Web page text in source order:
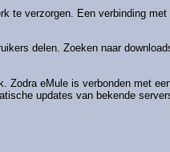
te verzorgen. Een verbinding
delen. Zoeken naar
Zodra eMule is verbonden met
updates van bekende